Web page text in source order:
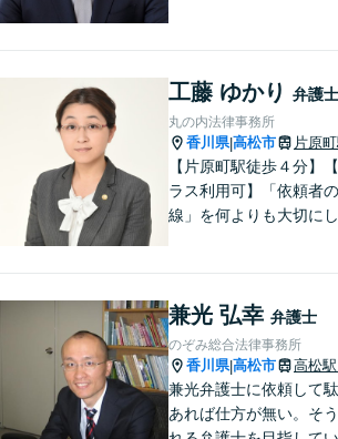
供します。
工藤 ゆかり 弁護士
丸の内法律事務所
香川県|高松市 片原
【片原町駅徒歩４分】
ラス利用可】「依頼者
線」を何よりも大切にし
頂ける事件解決を目指し
ります。【当日／夜間／
対応可】お気軽にご相
さい。
兼光 弘幸 弁護士
のぞみ総合法律事務所
香川県|高松市 高松駅
兼光弁護士に依頼して
あれば仕方が無い。そ